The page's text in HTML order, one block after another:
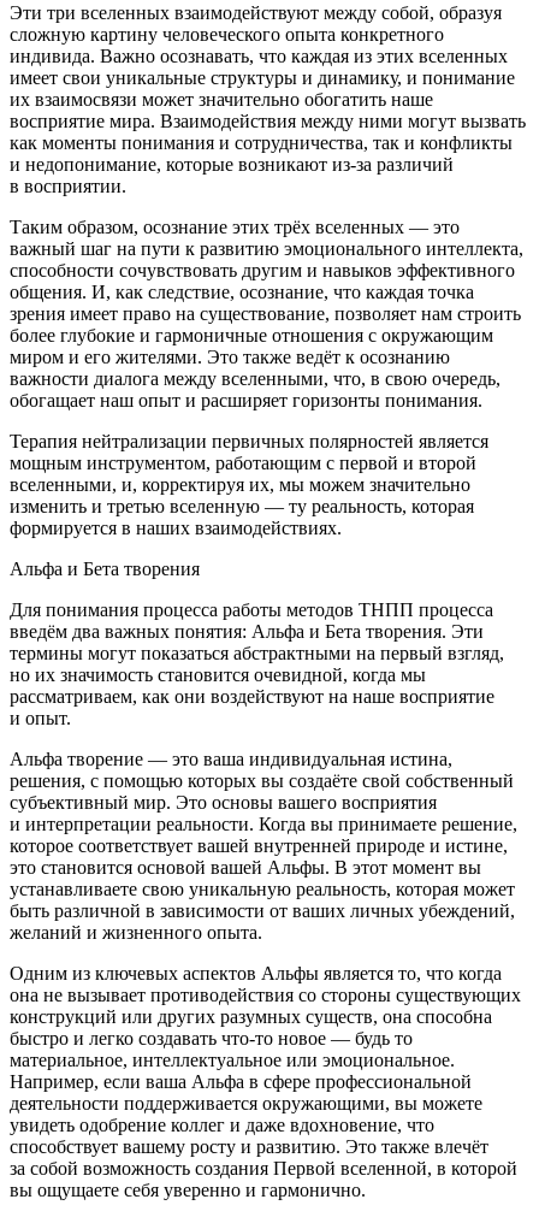
Эти три вселенных взаимодействуют между собой, образуя
сложную картину человеческого опыта конкретного
индивида. Важно осознавать, что каждая из этих вселенных
имеет свои уникальные структуры и динамику, и понимание
их взаимосвязи может значительно обогатить наше
восприятие мира. Взаимодействия между ними могут вызвать
как моменты понимания и сотрудничества, так и конфликты
и недопонимание, которые возникают из-за различий
в восприятии.
Таким образом, осознание этих трёх вселенных — это
важный шаг на пути к развитию эмоционального интеллекта,
способности сочувствовать другим и навыков эффективного
общения. И, как следствие, осознание, что каждая точка
зрения имеет право на существование, позволяет нам строить
более глубокие и гармоничные отношения с окружающим
миром и его жителями. Это также ведёт к осознанию
важности диалога между вселенными, что, в свою очередь,
обогащает наш опыт и расширяет горизонты понимания.
Терапия нейтрализации первичных полярностей является
мощным инструментом, работающим с первой и второй
вселенными, и, корректируя их, мы можем значительно
изменить и третью вселенную — ту реальность, которая
формируется в наших взаимодействиях.
Альфа и Бета творения
Для понимания процесса работы методов ТНПП процесса
введём два важных понятия: Альфа и Бета творения. Эти
термины могут показаться абстрактными на первый взгляд,
но их значимость становится очевидной, когда мы
рассматриваем, как они воздействуют на наше восприятие
и опыт.
Альфа творение — это ваша индивидуальная истина,
решения, с помощью которых вы создаёте свой собственный
субъективный мир. Это основы вашего восприятия
и интерпретации реальности. Когда вы принимаете решение,
которое соответствует вашей внутренней природе и истине,
это становится основой вашей Альфы. В этот момент вы
устанавливаете свою уникальную реальность, которая может
быть различной в зависимости от ваших личных убеждений,
желаний и жизненного опыта.
Одним из ключевых аспектов Альфы является то, что когда
она не вызывает противодействия со стороны существующих
конструкций или других разумных существ, она способна
быстро и легко создавать что-то новое — будь то
материальное, интеллектуальное или эмоциональное.
Например, если ваша Альфа в сфере профессиональной
деятельности поддерживается окружающими, вы можете
увидеть одобрение коллег и даже вдохновение, что
способствует вашему росту и развитию. Это также влечёт
за собой возможность создания Первой вселенной, в которой
вы ощущаете себя уверенно и гармонично.